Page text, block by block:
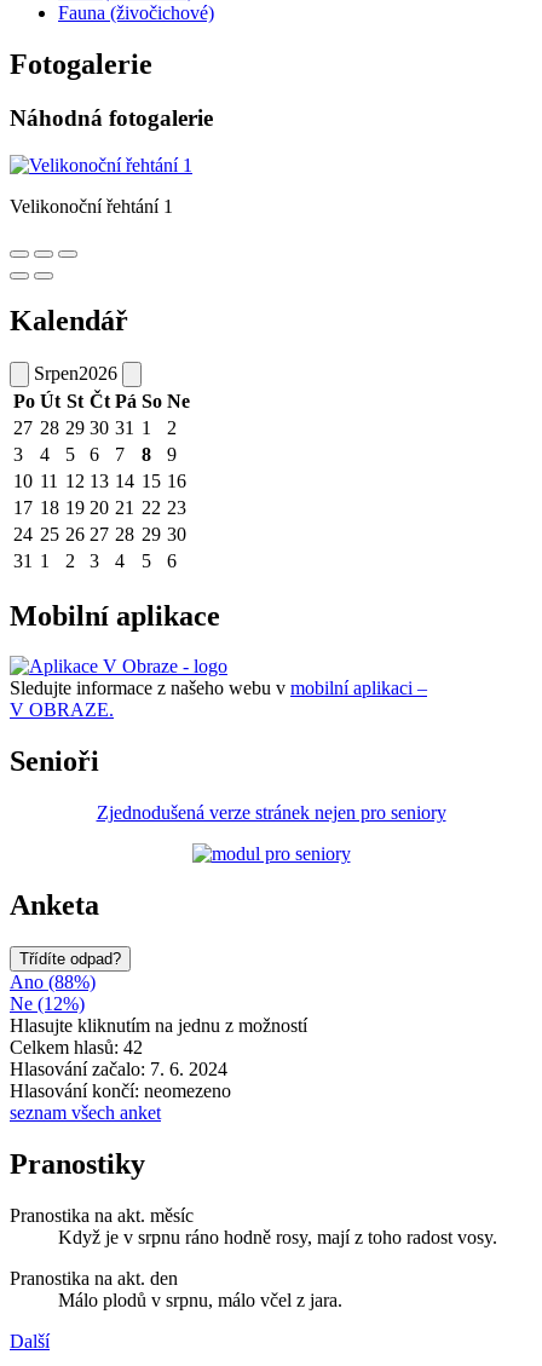
Fauna (živočichové)
Fotogalerie
Náhodná fotogalerie
Velikonoční řehtání 1
Kalendář
Srpen2026
Po Út St Čt Pá So Ne
27 28 29 30 31 1
2
3
4 5 6 7 8
9
10 11 12 13 14 15 16
17 18 19 20 21 22 23
24 25 26 27 28 29 30
31 1 2 3 4 5 6
Mobilní aplikace
Sledujte informace z našeho webu v mobilní aplikaci –
V OBRAZE.
Senioři
Zjednodušená verze stránek nejen pro seniory
Anketa
Třídíte odpad?
Ano (88%)
Ne (12%)
Hlasujte kliknutím na jednu z možností
Celkem hlasů: 42
Hlasování začalo: 7. 6. 2024
Hlasování končí: neomezeno
seznam všech anket
Pranostiky
Pranostika na akt. měsíc
Když je v srpnu ráno hodně rosy, mají z toho radost vosy.
Pranostika na akt. den
Málo plodů v srpnu, málo včel z jara.
Další